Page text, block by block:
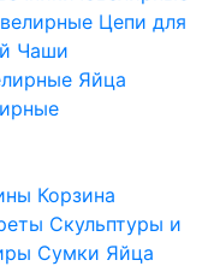
Цепи для
Чаши
Яйца
Корзина
Скульптуры и
Сумки Яйца